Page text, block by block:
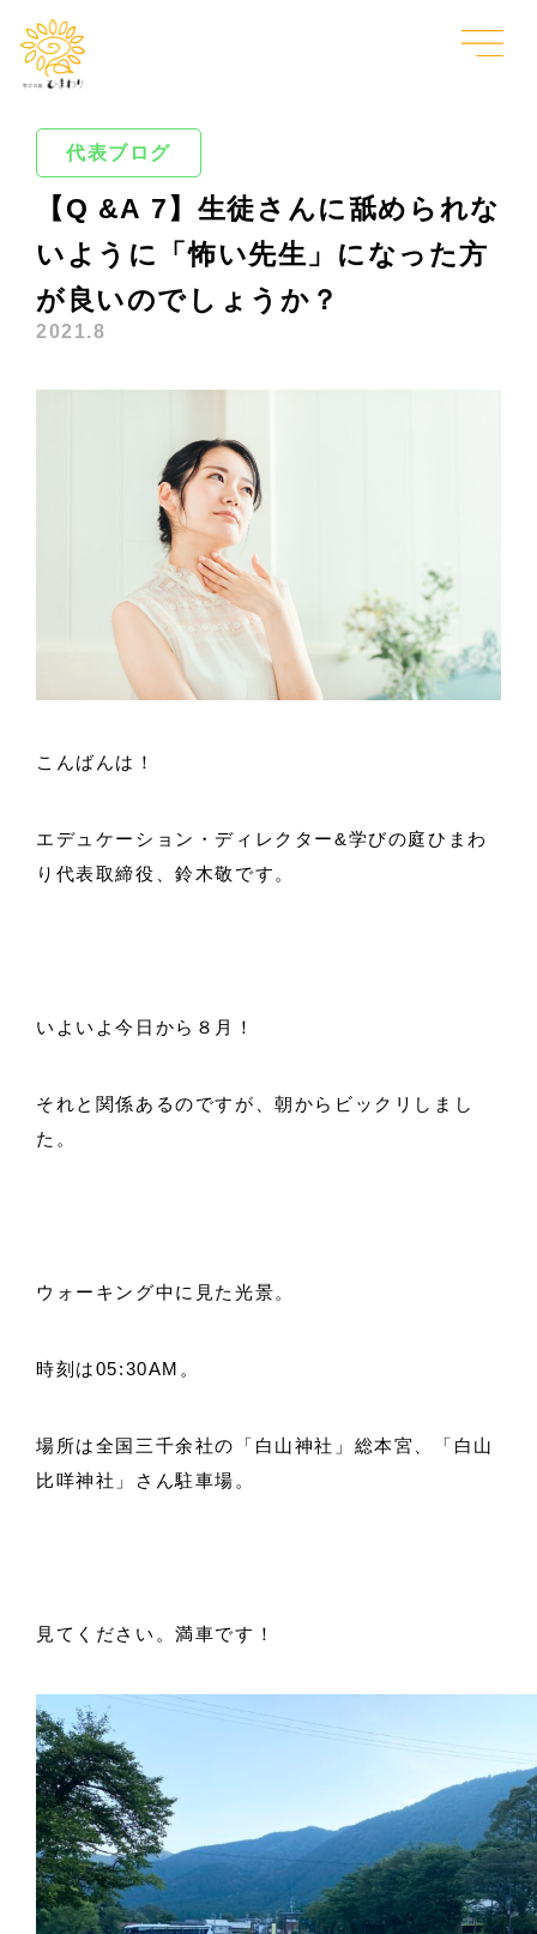
代表ブログ
【Q &A 7】生徒さんに舐められな
いように「怖い先生」になった方
が良いのでしょうか？
2021.8
こんばんは！
エデュケーション・ディレクター&学びの庭ひまわ
り代表取締役、鈴木敬です。
いよいよ今日から８月！
それと関係あるのですが、朝からビックリしまし
た。
ウォーキング中に見た光景。
時刻は05:30AM。
場所は全国三千余社の「白山神社」総本宮、「白山
比咩神社」さん駐車場。
見てください。満車です！